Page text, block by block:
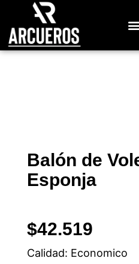
Balón de
Esponja
$42.519
Calidad: Economico